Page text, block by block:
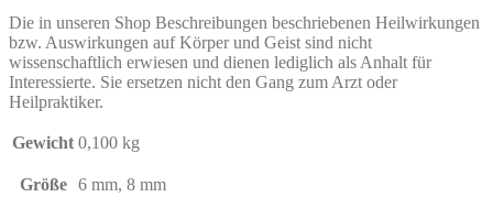
Die in unseren Shop Beschreibungen beschriebenen Heilwirkungen
bzw. Auswirkungen auf Körper und Geist sind nicht
wissenschaftlich erwiesen und dienen lediglich als Anhalt für
Interessierte. Sie ersetzen nicht den Gang zum Arzt oder
Heilpraktiker.
Gewicht 0,100 kg
Größe 6 mm, 8 mm